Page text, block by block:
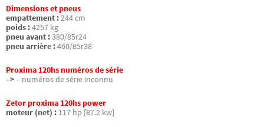
Dimensions et pneus
empattement :244 cm
poids :4257 kg
pneu avant :380/85r24
pneu arrière :460/85r38
Proxima 120hs numéros de série
–>– numéros de série inconnu
Zetor proxima 120hs power
moteur (net) : 117 hp [87.2 kw]